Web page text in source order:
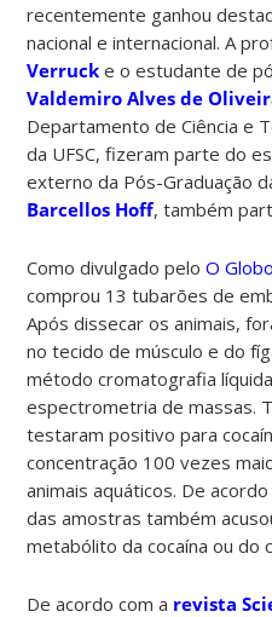
recentemente ganhou
nacional e internacional. A
Verruck e o estudante de
Valdemiro Alves de
Departamento de Ciência e
da UFSC, fizeram parte do
externo da Pós-Graduação
Barcellos Hoff, também
Como divulgado peloO Globo
comprou 13 tubarões de
Após dissecar os animais,
no tecido de músculo e do
método cromatografia
espectrometria de massas.
testaram positivo para
concentração 100 vezes
animais aquáticos. De
das amostras também
metabólito da cocaína ou do
De acordo com a revista